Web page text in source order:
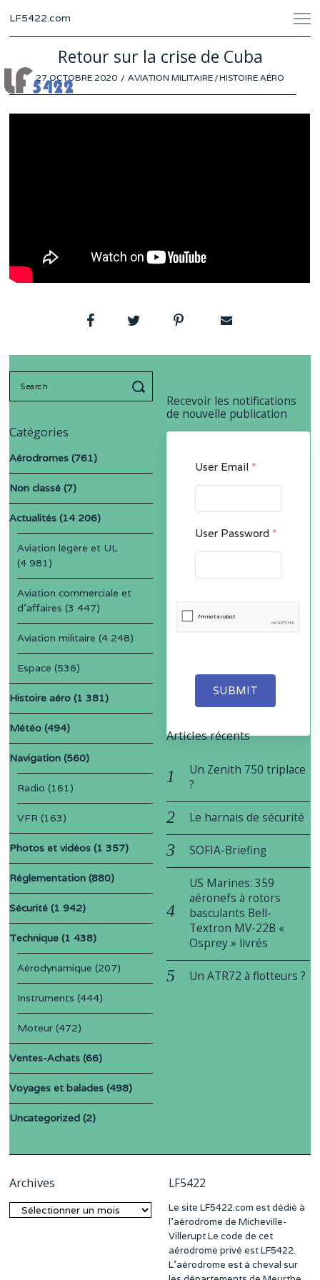
LF5422.com
Retour sur la crise de Cuba
POSTED
ON
27 OCTOBRE 2020 AVIATION MILITAIRE /HISTOIRE AÉRO
Recevoir les notifications
de nouvelle publication
User Email *
User Password *
SUBMIT
Catégories
Aérodromes (761)
Non classé (7)
Actualités (14 206)
Aviation légère et UL
(4 981)
Aviation commerciale et
d'affaires (3 447)
Aviation militaire (4 248)
Espace (536)
Histoire aéro (1 381)
Météo (494)
Navigation (560)
Radio (161)
VFR (163)
Photos et vidéos (1 357)
Réglementation (880)
Sécurité (1 942)
Technique (1 438)
Aérodynamique (207)
Instruments (444)
Moteur (472)
Ventes-Achats (66)
Voyages et balades (498)
Uncategorized (2)
Articles récents
Un Zenith 750 triplace
?
Le harnais de sécurité
SOFIA-Briefing
US Marines: 359
aéronefs à rotors
basculants Bell-
Textron MV-22B «
Osprey » livrés
Un ATR72 à flotteurs ?
Archives
Archives
LF5422
Le site LF5422.com est dédié à
l’aérodrome de Micheville-
Villerupt Le code de cet
aérodrome privé est LF5422.
L’aérodrome est à cheval sur